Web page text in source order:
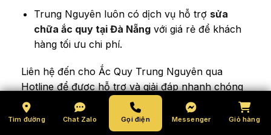
Trung Nguyên luôn có dịch vụ hỗ trợ sửa
chữa ắc quy tại Đà Nẵngvới giá rẻ để khách
hàng tối ưu chi phí.
Liên hệ đến cho Ắc Quy Trung Nguyên qua
Hotline để được hỗ trợ và giải đáp nhanh chóng
thắc mắc của khách hàng bất cứ lúc nào.
Tìm đường Chat Zalo Gọi điện Messenger Giỏ hàng